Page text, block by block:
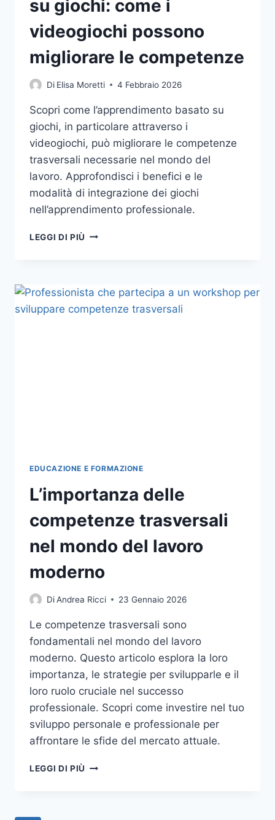
su giochi: come i
videogiochi possono
migliorare le competenze
Di Elisa Moretti 4 Febbraio 2026
Scopri come l’apprendimento basato su
giochi, in particolare attraverso i
videogiochi, può migliorare le competenze
trasversali necessarie nel mondo del
lavoro. Approfondisci i benefici e le
modalità di integrazione dei giochi
nell’apprendimento professionale.
LEGGI DI PIÙ L’APPRENDIMENTO
I
VIDEOGIOCHI
EDUCAZIONE E FORMAZIONE
L’importanza delle
competenze trasversali
nel mondo del lavoro
moderno
DiAndrea Ricci 23 Gennaio 2026
Le competenze trasversali sono
fondamentali nel mondo del lavoro
moderno. Questo articolo esplora la loro
importanza, le strategie per svilupparle e il
loro ruolo cruciale nel successo
professionale. Scopri come investire nel tuo
sviluppo personale e professionale per
affrontare le sfide del mercato attuale.
LEGGI DI PIÙ L’IMPORTANZA